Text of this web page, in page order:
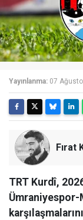
Yayınlanma: 07
Fırat
TRT Kurdî,